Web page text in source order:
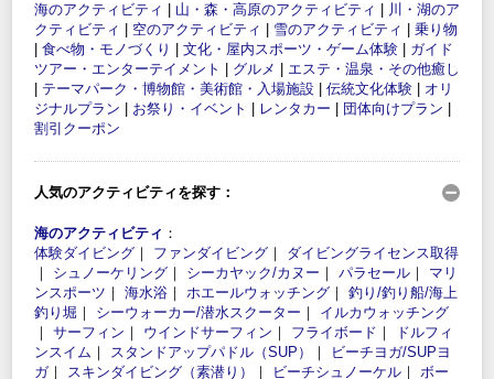
海のアクティビティ 山・森・高原のアクティビティ
川・湖のア
クティビティ
空のアクティビティ 雪のアクティビティ
乗り物
食べ物・モノづくり 文化・屋内スポーツ・ゲーム体験
ガイド
ツアー・エンターテイメント
グルメ
エステ・温泉・その他癒し
テーマパーク・博物館・美術館・入場施設 伝統文化体験
オリ
ジナルプラン
お祭り・イベント レンタカー 団体向けプラン
割引クーポン
人気のアクティビティを探す：
海のアクティビティ ：
体験ダイビング ｜ ファンダイビング ｜ ダイビングライセンス取得
｜ シュノーケリング ｜ シーカヤック/カヌー ｜ パラセール ｜ マリ
ンスポーツ ｜ 海水浴 ｜ ホエールウォッチング ｜ 釣り/釣り船/海上
釣り堀 ｜ シーウォーカー/潜水スクーター ｜ イルカウォッチング
｜ サーフィン ｜ ウインドサーフィン ｜ フライボード ｜
ドルフィ
ンスイム ｜ スタンドアップパドル（SUP） ｜
ビーチヨガ/SUPヨ
ガ｜ スキンダイビング（素潜り） ｜ ビーチシュノーケル ｜ ボー